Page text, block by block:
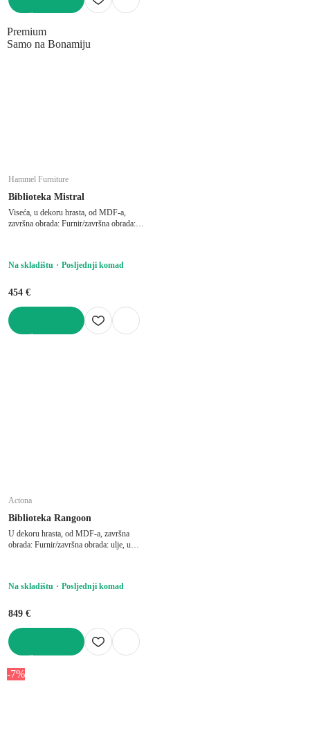
Premium
Samo na Bonamiju
Hammel Furniture
Biblioteka Mistral
Viseća, u dekoru hrasta, od MDF-a,
završna obrada: Furnir/završna obrada:
Na skladištu
Posljednji komad
454 €
Actona
Biblioteka Rangoon
U dekoru hrasta, od MDF-a, završna
obrada: Furnir/završna obrada: ulje, u
Na skladištu
Posljednji komad
849 €
-7%